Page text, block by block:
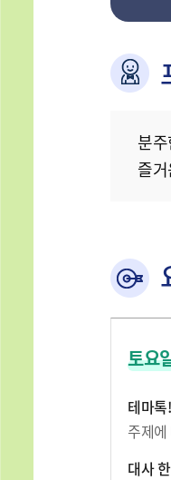
분
즐
토요
테마
주제
대사